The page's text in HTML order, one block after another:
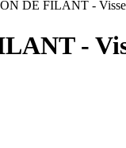
DE FILANT -
-